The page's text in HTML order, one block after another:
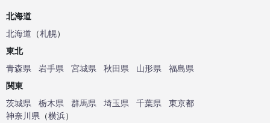
北海道
北海道 （札幌）
東北
青森県
岩手県 宮城県 秋田県 山形県
福島県
関東
茨城県
栃木県 群馬県 埼玉県 千葉県
東京都
神奈川県 （横浜）